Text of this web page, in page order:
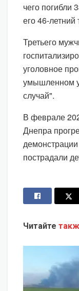
чего погибли
его 46-
Третьего
уголовное
умышленном
случай".
В феврале
Днепра
пострадали
Читайте